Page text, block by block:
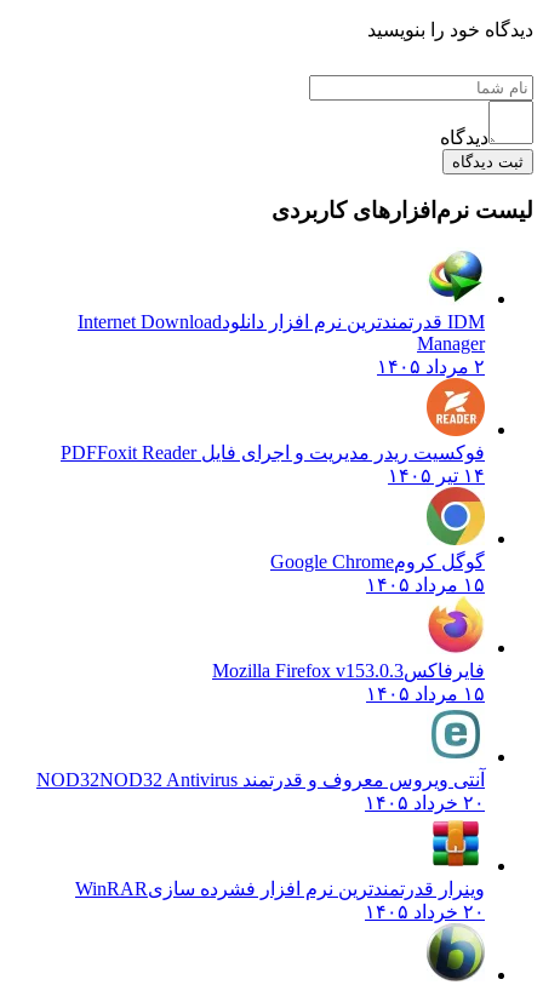
دیدگاه خود را بنویسید
دیدگاه
ثبت دیدگاه
لیست نرم‌افزارهای کاربردی
IDM قدرتمندترین نرم افزار دانلود
Internet Download
Manager
۲ مرداد ۱۴۰۵
فوکسیت ریدر مدیریت و اجرای فایل PDFFoxit Reader
۱۴ تیر ۱۴۰۵
گوگل کرومGoogle Chrome
۱۵ مرداد ۱۴۰۵
فایرفاکسMozilla Firefox v153.0.3
۱۵ مرداد ۱۴۰۵
آنتی ویروس معروف و قدرتمند NOD32 NOD32 Antivirus
۲۰ خرداد ۱۴۰۵
وینرار قدرتمندترین نرم افزار فشرده سازیWinRAR
۲۰ خرداد ۱۴۰۵